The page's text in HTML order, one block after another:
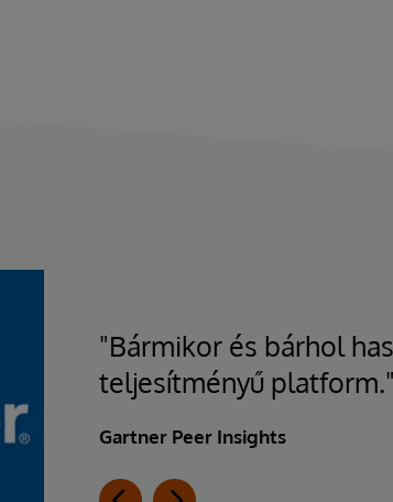
"Bármikor és bárhol
teljesítményű platform."
Gartner Peer Insights